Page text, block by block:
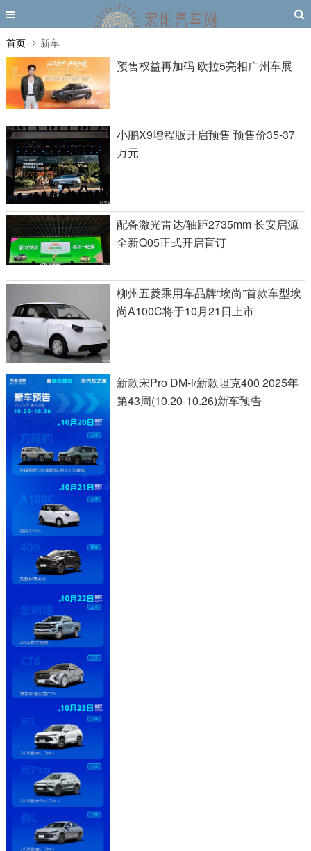
首页 新车
预售权益再加码 欧拉5亮相广州车展
小鹏X9增程版开启预售 预售价35-37
万元
配备激光雷达/轴距2735mm 长安启源
全新Q05正式开启盲订
柳州五菱乘用车品牌“埃尚”首款车型埃
尚A100C将于10月21日上市
新款宋Pro DM-i/新款坦克400 2025年
第43周(10.20-10.26)新车预告